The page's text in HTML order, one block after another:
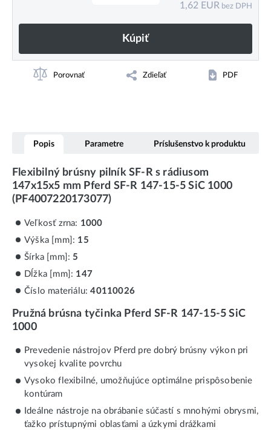
1,62 EUR bez DPH
Kúpiť
Porovnať Zdieľať PDF
Popis Parametre Príslušenstvo k produktu
Flexibilný brúsny pilník SF-R s rádiusom
147x15x5 mm Pferd SF-R 147-15-5 SiC 1000
(PF4007220173077)
Veľkosť zrna: 1000
Výška [mm]: 15
Šírka [mm]:5
Dĺžka [mm]: 147
Číslo materiálu:40110026
Pružná brúsna tyčinka Pferd SF-R 147-15-5 SiC
1000
Prevedenie nástrojov Pferd pre dobrý brúsny výkon pri
vysokej kvalite povrchu
Vysoko flexibilné, umožňujúce optimálne prispôsobenie
kontúram
Ideálne nástroje na obrábanie súčastí s mnohými obrysmi,
ťažko prístupnými oblasťami a úzkymi drážkami